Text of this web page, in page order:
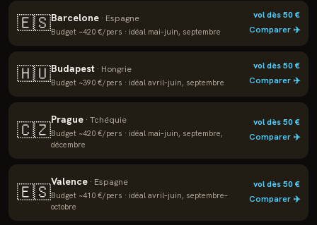
🇪🇸Barcelone · Espagne
Budget ~420 €/pers · idéal mai–juin, septembre
vol dès50€
Comparer ✈️
🇭🇺Budapest · Hongrie
Budget ~390 €/pers · idéal avril–juin, septembre
vol dès50€
Comparer ✈️
🇨🇿Prague · Tchéquie
Budget ~420 €/pers · idéal mai–juin, septembre,
décembre
vol dès50€
Comparer ✈️
🇪🇸Valence · Espagne
Budget ~410 €/pers · idéal avril–juin, septembre–
octobre
vol dès50€
Comparer ✈️